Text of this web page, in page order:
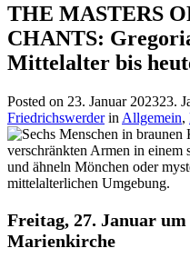
THE MASTERS
CHANTS:
Mittelalter bis
Posted on 23. Januar 202323.
Friedrichswerderin Allgemein,
Freitag, 27. Januar
Marienkirche